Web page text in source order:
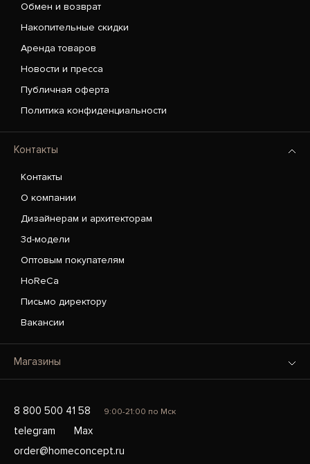
Обмен и возврат
Накопительные скидки
Аренда товаров
Новости и пресса
Публичная оферта
Политика конфиденциальности
Контакты
Контакты
О компании
Дизайнерам и архитекторам
3d-модели
Оптовым покупателям
HoReCa
Письмо директору
Вакансии
Магазины
8 800 500 41 58 9:00-21:00 по Мск
telegram
Max
order@homeconcept.ru